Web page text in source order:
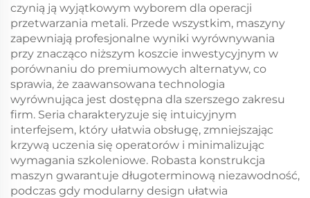
czynią ją wyjątkowym wyborem dla operacji
przetwarzania metali. Przede wszystkim, maszyny
zapewniają profesjonalne wyniki wyrównywania
przy znacząco niższym koszcie inwestycyjnym w
porównaniu do premiumowych alternatyw, co
sprawia, że zaawansowana technologia
wyrównująca jest dostępna dla szerszego zakresu
firm. Seria charakteryzuje się intuicyjnym
interfejsem, który ułatwia obsługę, zmniejszając
krzywą uczenia się operatorów i minimalizując
wymagania szkoleniowe. Robasta konstrukcja
maszyn gwarantuje długoterminową niezawodność,
podczas gdy modularny design ułatwia